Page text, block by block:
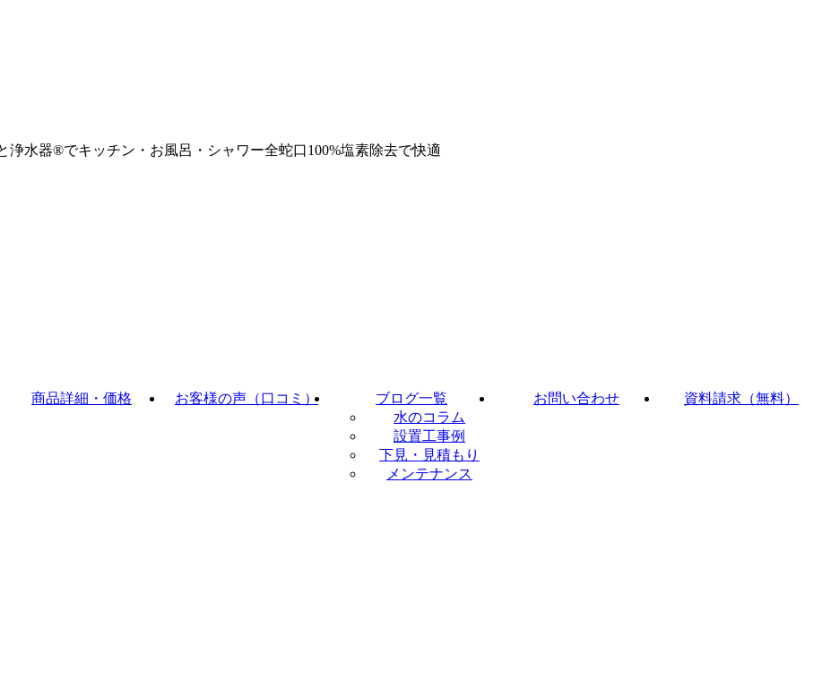
水器®でキッチン・お風呂・シャワー全蛇口100%塩素除去で快適
商品詳細・価格 お客様の声（口コミ）
ブログ一覧
水のコラム
設置工事例
下見・見積もり
メンテナンス
お問い合わせ 資料請求（無料）